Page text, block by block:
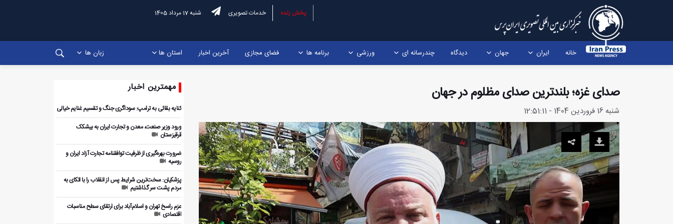
پخش زنده خدمات تصویری شنبه 17 مرداد 1405
خانه ایران جهان دیدگاه چندرسانه ای ورزشی برنامه ها فضای مجازی آخرین اخبار استان ها زبان ها
صدای غزه؛ بلندترین صدای مظلوم در جهان
شنبه 16 فروردین 1404 - 12:51:11
مهمترین اخبار
کنایه بقائی به ترامپ: سوداگری جنگ و تقسیم غنایم خیالی
ورود وزیر صنعت، معدن و تجارت ایران به بیشکک
قرقیزستان
ضرورت بهره‌گیری از ظرفیت توافقنامه تجارت آزاد ایران و
روسیه
پزشکیان: سخت‌ترین شرایط پس از انقلاب را با اتکای به
مردم پشت سر گذاشتیم
عزم راسخ تهران و اسلام‌آباد برای ارتقای سطح مناسبات
اقتصادی